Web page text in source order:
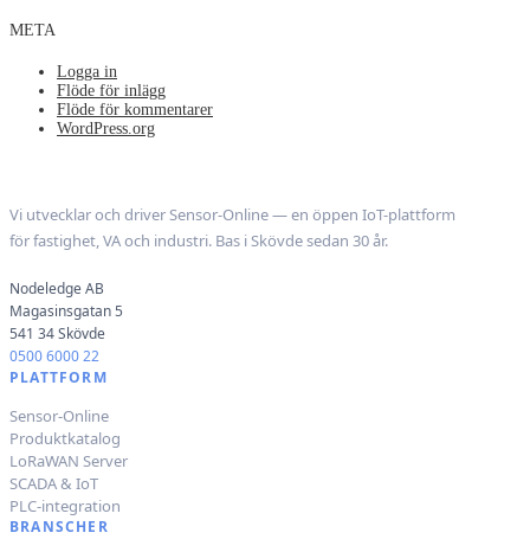
META
Logga in
Flöde för inlägg
Flöde för kommentarer
WordPress.org
Vi utvecklar och driver Sensor-Online — en öppen IoT-plattform
för fastighet, VA och industri. Bas i Skövde sedan 30 år.
Nodeledge AB
Magasinsgatan 5
541 34 Skövde
0500 6000 22
PLATTFORM
Sensor-Online
Produktkatalog
LoRaWAN Server
SCADA & IoT
PLC-integration
BRANSCHER